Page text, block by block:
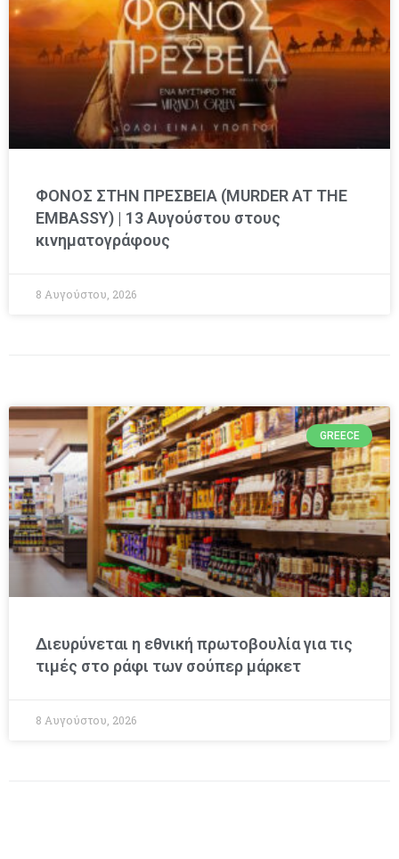
ΦΟΝΟΣ ΣΤΗΝ ΠΡΕΣΒΕΙΑ (MURDER AT THE
EMBASSY) | 13 Αυγούστου στους
κινηματογράφους
8 Αυγούστου, 2026
GREECE
Διευρύνεται η εθνική πρωτοβουλία για τις
τιμές στο ράφι των σούπερ μάρκετ
8 Αυγούστου, 2026